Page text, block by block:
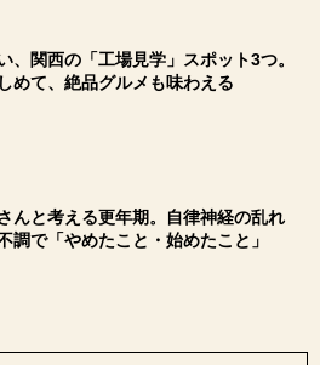
、関西の「工場見学」スポット3つ。
めて、絶品グルメも味わえる
んと考える更年期。自律神経の乱れ
調で「やめたこと・始めたこと」